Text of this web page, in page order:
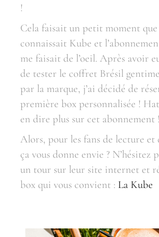
!
Cela faisait un petit moment que
connaissait Kube et
me faisait de l’oeil. Après avoir
de tester le coffret Brésil
par la marque, j’ai décidé de
première box personnalisée !
en dire plus sur cet abonnement !
Alors, pour les fans de lecture et
ça vous donne envie ? N’hésitez
un tour sur leur site internet et
box qui vous convient : La Kube